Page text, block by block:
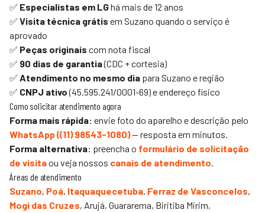
✅ Especialistas em LGhá mais de 12 anos
✅ Visita técnica grátis em Suzano quando o serviço é
aprovado
✅ Peças originais com nota fiscal
✅ 90 dias de garantia(CDC + cortesia)
✅ Atendimento no mesmo dia para Suzano e região
✅ CNPJ ativo(45.595.241/0001-69) e endereço físico
Como solicitar atendimento agora
Forma mais rápida: envie foto do aparelho e descrição pelo
WhatsApp ((11) 98543-1080)— resposta em minutos.
Forma alternativa: preencha o formulário de solicitação
de visitaou veja nossos canais de atendimento.
Áreas de atendimento
Suzano, Poá, Itaquaquecetuba, Ferraz de Vasconcelos,
Mogi das Cruzes, Arujá, Guararema, Biritiba Mirim,